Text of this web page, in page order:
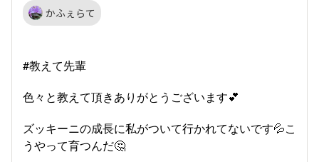
かふぇらて
#教えて先輩
色々と教えて頂きありがとうございます💕
ズッキーニの成長に私がついて行かれてないです💦こ
うやって育つんだ🤔